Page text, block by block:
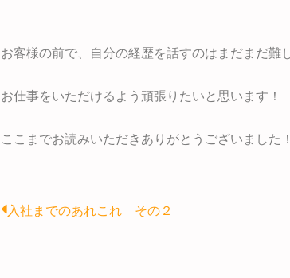
お客様の前で、自分の経歴を話すのはまだまだ難
お仕事をいただけるよう頑張りたいと思います！
ここまでお読みいただきありがとうございました！
Prev
入社までのあれこれ その２